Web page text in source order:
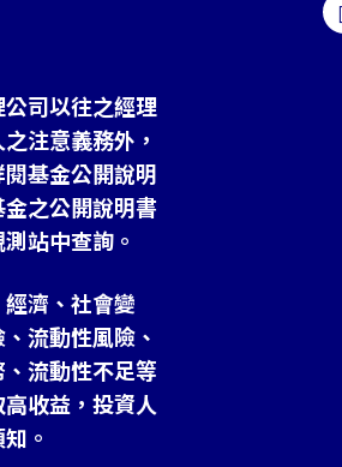
司以往之經理
注意義務外，
基金公開說明
之公開說明書
站中查詢。
濟、社會變
流動性風險、
流動性不足等
收益，投資人
。